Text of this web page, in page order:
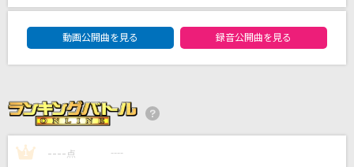
あいつら全員同窓会
Eve
未来予想図 ～VERSION '07～
DAM★ともボーカルエントリーランキング
動画公開曲を見る
録音公開曲を見る
1 ---- 点 ----